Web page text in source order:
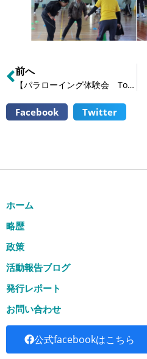
前へ
【パラローイング体験会 Todaママフェスタ】
Facebook Twitter
ホーム
略歴
政策
活動報告ブログ
発行レポート
お問い合わせ
公式facebookはこちら